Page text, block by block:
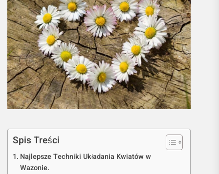
Spis Treści
Najlepsze Techniki Układania Kwiatów w
Wazonie.